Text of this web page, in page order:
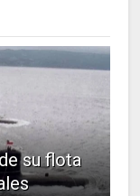
su flota